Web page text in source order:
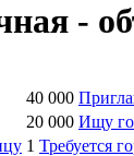
-
40 000
20 000 Ищу
1 Требуется